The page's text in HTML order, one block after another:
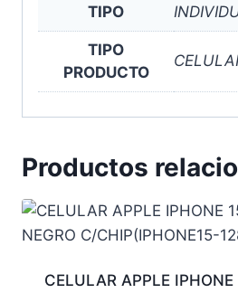
TIPO
TIPO
PRODUCTO
Productos
CELULAR APPLE IPHONE